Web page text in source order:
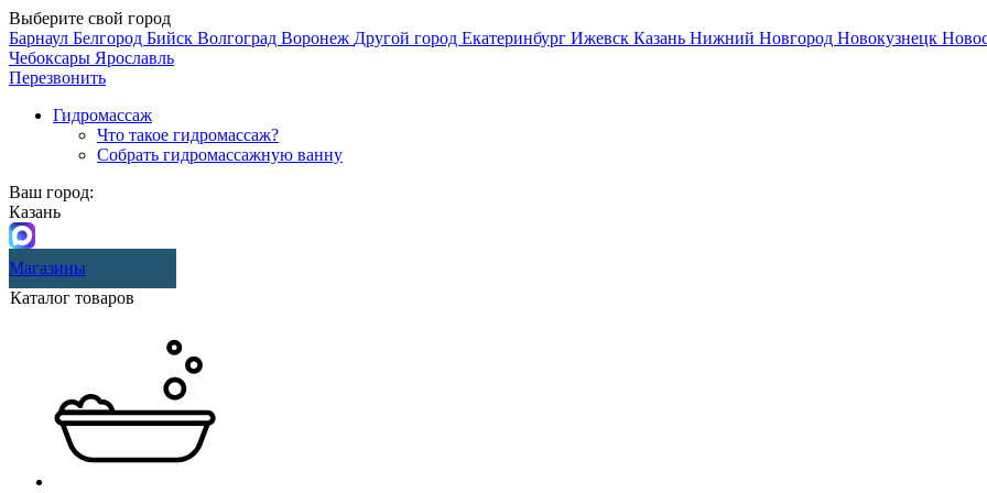
Выберите свой город
Барнаул Белгород Бийск Волгоград Воронеж Другой город Екатеринбург Ижевск Казань Нижний Новгород Новокузнецк
Чебоксары Ярославль
Перезвонить
Гидромассаж
Что такое гидромассаж?
Собрать гидромассажную ванну
Ваш город:
Казань
Магазины
Каталог товаров